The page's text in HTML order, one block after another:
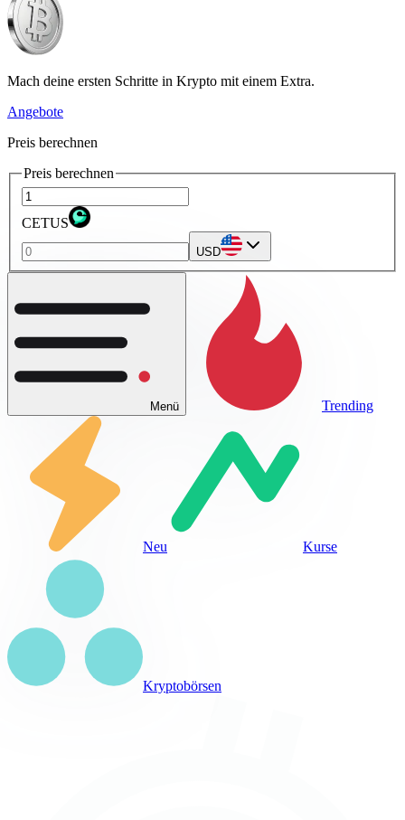
Mach deine ersten Schritte in Krypto mit einem Extra.
Angebote
Preis berechnen
Preis berechnen
CETUS
USD
Menü Trending
Neu Kurse
Kryptobörsen